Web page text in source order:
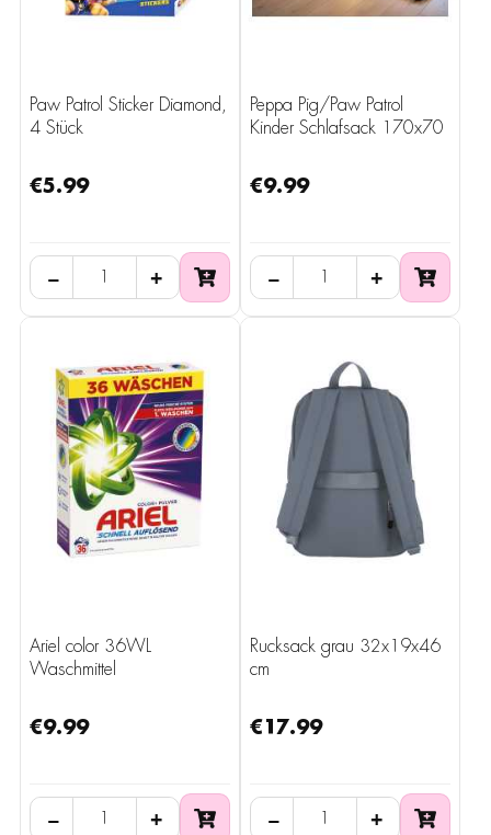
Paw Patrol Sticker Diamond,
4 Stück
€5.99
− +
Peppa Pig/Paw Patrol
Kinder Schlafsack 170x70
€9.99
− +
Ariel color 36WL
Waschmittel
€9.99
− +
Rucksack grau 32x19x46
cm
€17.99
− +